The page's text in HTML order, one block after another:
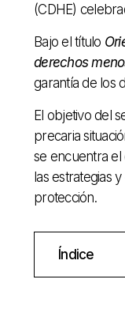
(CDHE)
Bajo el título
derechos
garantía de los
El objetivo del
precaria
se encuentra
las estrategias
protección.
Índice